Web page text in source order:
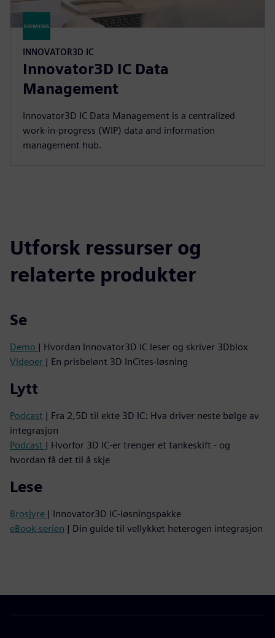
INNOVATOR3D IC
Innovator3D IC Data
Management
Innovator3D IC Data Management is a centralized
work-in-progress (WIP) data and information
management hub.
Utforsk ressurser og
relaterte produkter
Se
Demo | Hvordan Innovator3D IC leser og skriver 3Dblox
Videoer | En prisbelønt 3D InCites-løsning
Lytt
Podcast | Fra 2,5D til ekte 3D IC: Hva driver neste bølge av
integrasjon
Podcast | Hvorfor 3D IC-er trenger et tankeskift - og
hvordan få det til å skje
Lese
Brosjyre | Innovator3D IC-løsningspakke
eBook-serien | Din guide til vellykket heterogen integrasjon